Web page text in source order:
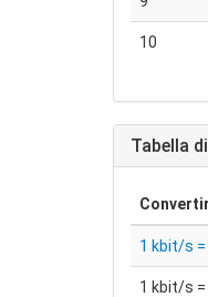
10
Tabella
1 kbit/s
1 kbit/s